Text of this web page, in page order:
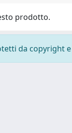
prodotto.
da copyright